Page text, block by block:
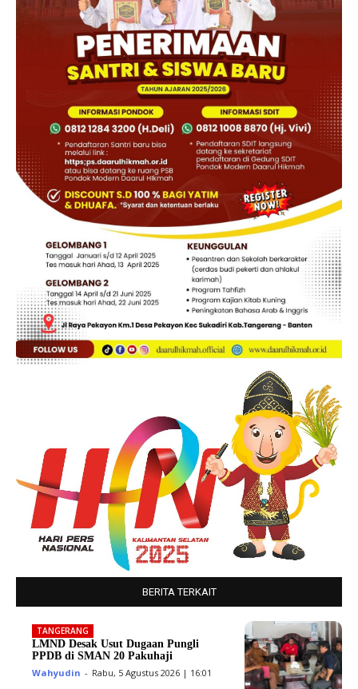
BERITA TERKAIT
TANGERANG
LMND Desak Usut Dugaan Pungli
PPDB di SMAN 20 Pakuhaji
Wahyudin - Rabu, 5 Agustus 2026 | 16:01